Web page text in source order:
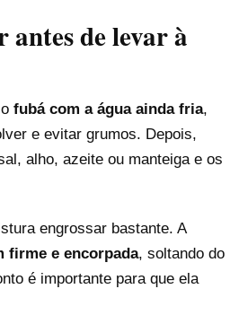
de levar à
fubá com a água ainda fria,
e evitar grumos. Depois,
alho, azeite ou manteiga e os
engrossar bastante. A
firme e encorpada, soltando do
é importante para que ela